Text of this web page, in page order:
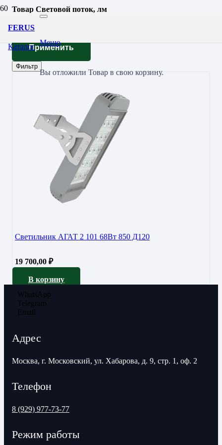
FERUS
Меню
Вы отложили Товарв свою корзину.
Каталог
Товар Световой поток, лм
Применить
Фильтр
Светильник АГАТ 2 101 68Вт 850 Д120
19 700,00 ₽
В корзину
WhatsApp
Telegram
Email
Адрес
Москва, г. Московский, ул. Хабарова, д. 9, стр. 1, оф. 2
Телефон
8 (929) 977-73-77
Режим работы